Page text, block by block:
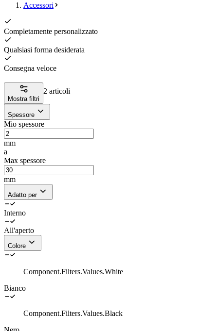
Accessori
Completamente personalizzato
Qualsiasi forma desiderata
Consegna veloce
Mostra filtri
2 articoli
Spessore
Mio spessore
mm
a
Max spessore
mm
Adatto per
Interno
All'aperto
Colore
Component.Filters.Values.White
Bianco
Component.Filters.Values.Black